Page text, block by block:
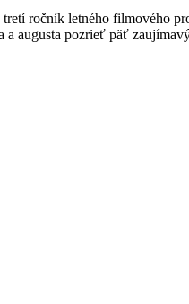
ročník letného filmového
augusta pozrieť päť